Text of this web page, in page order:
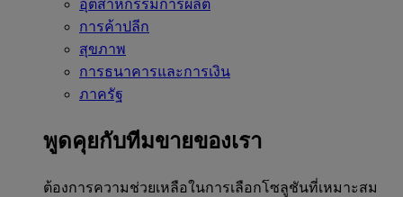
อุตสาหกรรมการผลิต
การค้าปลีก
สุขภาพ
การธนาคารและการเงิน
ภาครัฐ
พูดคุยกับทีมขายของเรา
ต้องการความช่วยเหลือในการเลือกโซลูชันที่เหมาะสม